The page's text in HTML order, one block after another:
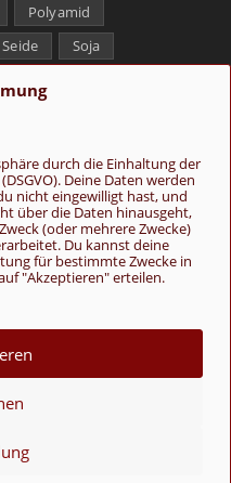
durch die Einhaltung der
Deine Daten werden
nicht eingewilligt hast, und
über die Daten hinausgeht,
(oder mehrere Zwecke)
Du kannst deine
für bestimmte Zwecke in
"Akzeptieren" erteilen.
Polyamid
Seide
Soja
& Schönes